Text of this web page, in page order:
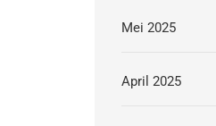
Mei 2025
April 2025